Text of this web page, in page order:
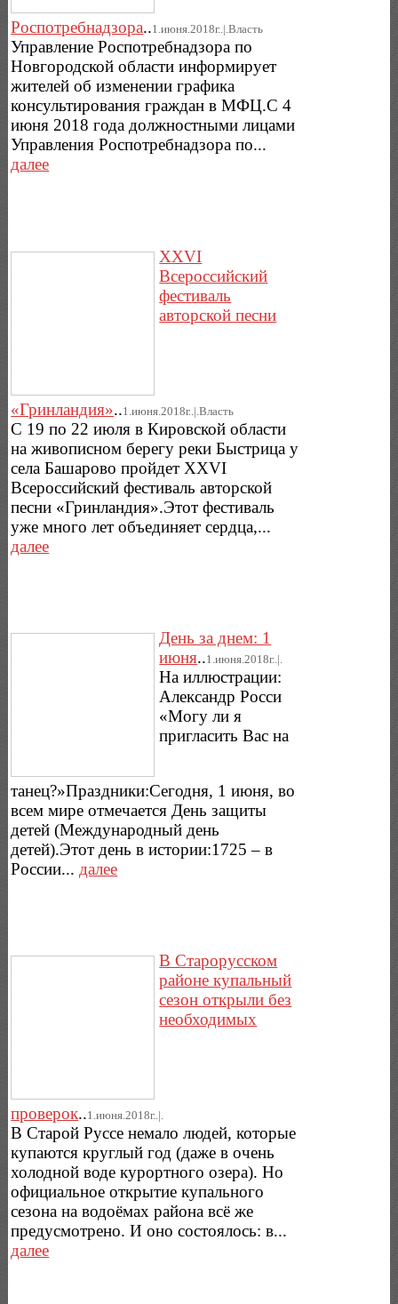
Роспотребнадзора..1.июня.2018г..|.Власть
Управление Роспотребнадзора по
Новгородской области информирует
жителей об изменении графика
консультирования граждан в МФЦ.С 4
июня 2018 года должностными лицами
Управления Роспотребнадзора по...
далее
XXVI
Всероссийский
фестиваль
авторской песни
«Гринландия»..1.июня.2018г..|.Власть
С 19 по 22 июля в Кировской области
на живописном берегу реки Быстрица у
села Башарово пройдет XXVI
Всероссийский фестиваль авторской
песни «Гринландия».Этот фестиваль
уже много лет объединяет сердца,...
далее
День за днем: 1
июня..1.июня.2018г..|.
На иллюстрации:
Александр Росси
«Могу ли я
пригласить Вас на
танец?»Праздники:Сегодня, 1 июня, во
всем мире отмечается День защиты
детей (Международный день
детей).Этот день в истории:1725 – в
России... далее
В Старорусском
районе купальный
сезон открыли без
необходимых
проверок..1.июня.2018г..|.
В Старой Руссе немало людей, которые
купаются круглый год (даже в очень
холодной воде курортного озера). Но
официальное открытие купального
сезона на водоёмах района всё же
предусмотрено. И оно состоялось: в...
далее